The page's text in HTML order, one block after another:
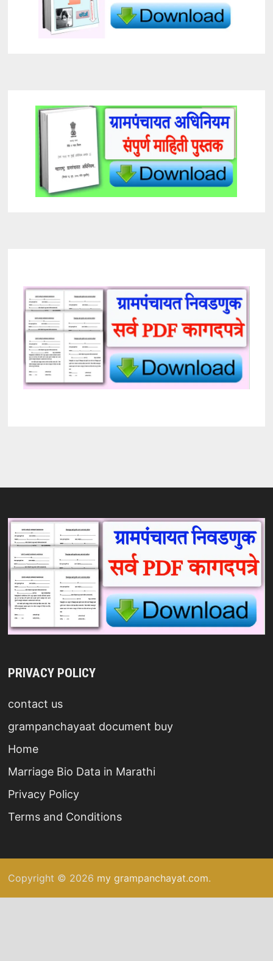
PRIVACY POLICY
contact us
grampanchayaat document buy
Home
Marriage Bio Data in Marathi
Privacy Policy
Terms and Conditions
Copyright © 2026 my grampanchayat.com.